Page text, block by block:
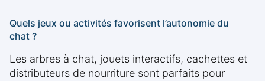
Quels jeux ou activités favorisent l’autonomie du
chat ?
Les arbres à chat, jouets interactifs, cachettes et
distributeurs de nourriture sont parfaits pour